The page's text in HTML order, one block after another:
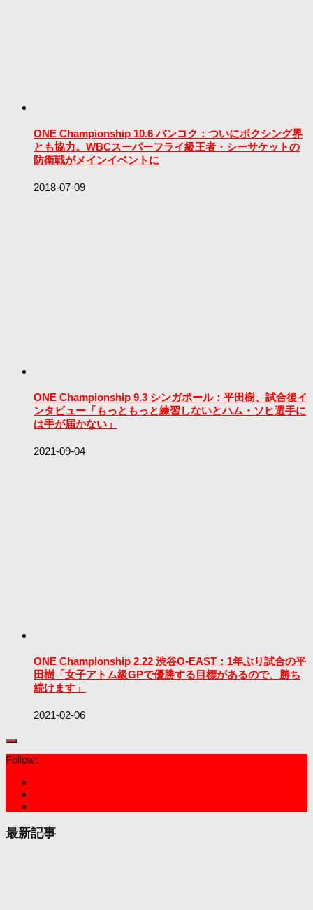
ONE Championship 10.6 バンコク：ついにボクシング界
とも協力。WBCスーパーフライ級王者・シーサケットの
防衛戦がメインイベントに
2018-07-09
ONE Championship 9.3 シンガポール：平田樹、試合後イ
ンタビュー「もっともっと練習しないとハム・ソヒ選手に
は手が届かない」
2021-09-04
ONE Championship 2.22 渋谷O-EAST：1年ぶり試合の平
田樹「女子アトム級GPで優勝する目標があるので、勝ち
続けます」
2021-02-06
Follow:
最新記事